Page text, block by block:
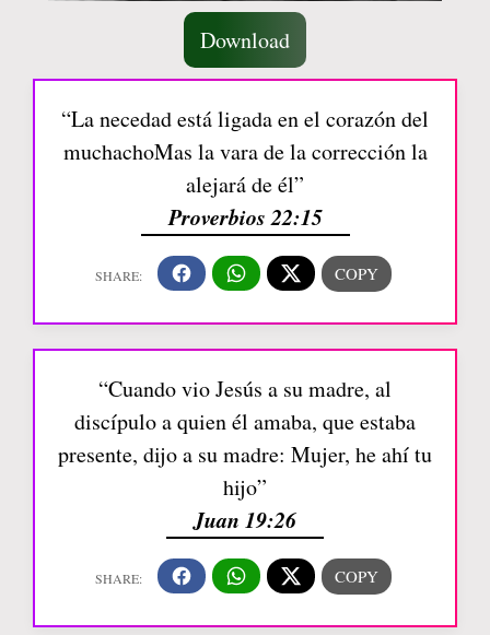
Download
“La necedad está ligada en el corazón del
muchachoMas la vara de la corrección la
alejará de él”
Proverbios 22:15
“Cuando vio Jesús a su madre, al
discípulo a quien él amaba, que estaba
presente, dijo a su madre: Mujer, he ahí tu
hijo”
Juan 19:26